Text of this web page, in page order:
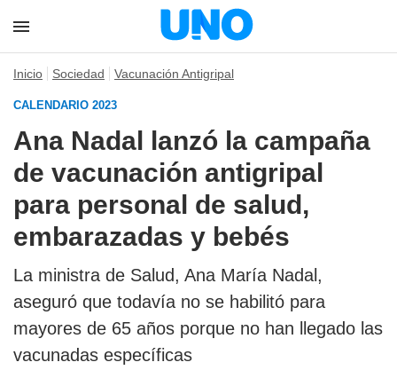
Inicio Sociedad Vacunación Antigripal
CALENDARIO 2023
Ana Nadal lanzó la campaña
de vacunación antigripal
para personal de salud,
embarazadas y bebés
La ministra de Salud, Ana María Nadal,
aseguró que todavía no se habilitó para
mayores de 65 años porque no han llegado las
vacunadas específicas